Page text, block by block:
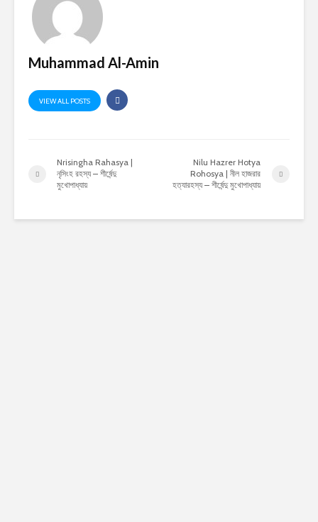
Muhammad Al-Amin
VIEW ALL POSTS
Nrisingha Rahasya |
নৃসিংহ রহস্য – শীর্ষেন্দু
মুখোপাধ্যায়
Nilu Hazrer Hotya
Rohosya | নীল হাজরার
হত্যারহস্য – শীর্ষেন্দু মুখোপাধ্যায়